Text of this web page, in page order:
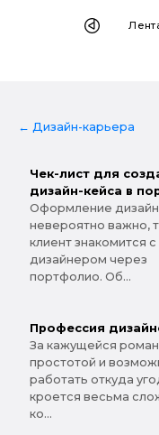
← Дизайн-карьера
Чек-лист для
дизайн-кейса в
Оформление
невероятно важно,
клиент знакомится с
дизайнером через
портфолио. Об...
Профессия
За кажущейся
простотой и
работать откуда
кроется весьма
ко...